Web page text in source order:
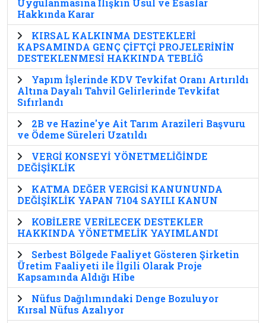
Hakkında Karar
KIRSAL KALKINMA DESTEKLERİ
KAPSAMINDA GENÇ ÇİFTÇİ PROJELERİNİN
DESTEKLENMESİ HAKKINDA TEBLİĞ
Yapım İşlerinde KDV Tevkifat Oranı Artırıldı
Altına Dayalı Tahvil Gelirlerinde Tevkifat
Sıfırlandı
2B ve Hazine'ye Ait Tarım Arazileri Başvuru
ve Ödeme Süreleri Uzatıldı
VERGİ KONSEYİ YÖNETMELİĞİNDE
DEĞİŞİKLİK
KATMA DEĞER VERGİSİ KANUNUNDA
DEĞİŞİKLİK YAPAN 7104 SAYILI KANUN
KOBİLERE VERİLECEK DESTEKLER
HAKKINDA YÖNETMELİK YAYIMLANDI
Serbest Bölgede Faaliyet Gösteren Şirketin
Üretim Faaliyeti ile İlgili Olarak Proje
Kapsamında Aldığı Hibe
Nüfus Dağılımındaki Denge Bozuluyor
Kırsal Nüfus Azalıyor